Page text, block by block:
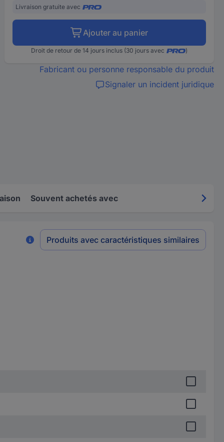
Livraison gratuite avec
Ajouter au panier
Droit de retour de 14 jours inclus (30 jours avec )
Fabricant ou personne responsable du produit
Signaler un incident juridique
Souvent achetés avec
Produits avec caractéristiques similaires